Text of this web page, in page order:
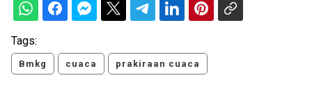
Tags:
Bmkg cuaca prakiraan cuaca